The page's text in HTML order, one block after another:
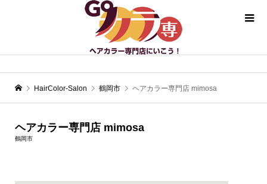
HairColor-Salon 鶴岡市 ヘアカラー専門店 mimosa
ヘアカラー専門店 mimosa
鶴岡市